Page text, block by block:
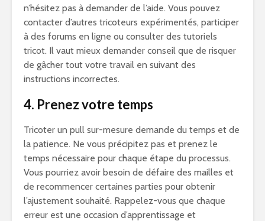
n’hésitez pas à demander de l’aide. Vous pouvez
contacter d’autres tricoteurs expérimentés, participer
à des forums en ligne ou consulter des tutoriels
tricot. Il vaut mieux demander conseil que de risquer
de gâcher tout votre travail en suivant des
instructions incorrectes.
4. Prenez votre temps
Tricoter un pull sur-mesure demande du temps et de
la patience. Ne vous précipitez pas et prenez le
temps nécessaire pour chaque étape du processus.
Vous pourriez avoir besoin de défaire des mailles et
de recommencer certaines parties pour obtenir
l’ajustement souhaité. Rappelez-vous que chaque
erreur est une occasion d’apprentissage et